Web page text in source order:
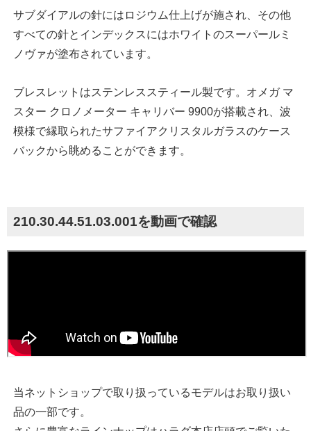
サブダイアルの針にはロジウム仕上げが施され、その他
すべての針とインデックスにはホワイトのスーパールミ
ノヴァが塗布されています。
ブレスレットはステンレススティール製です。オメガ マ
スター クロノメーター キャリバー 9900が搭載され、波
模様で縁取られたサファイアクリスタルガラスのケース
バックから眺めることができます。
210.30.44.51.03.001を動画で確認
当ネットショップで取り扱っているモデルはお取り扱い
品の一部です。